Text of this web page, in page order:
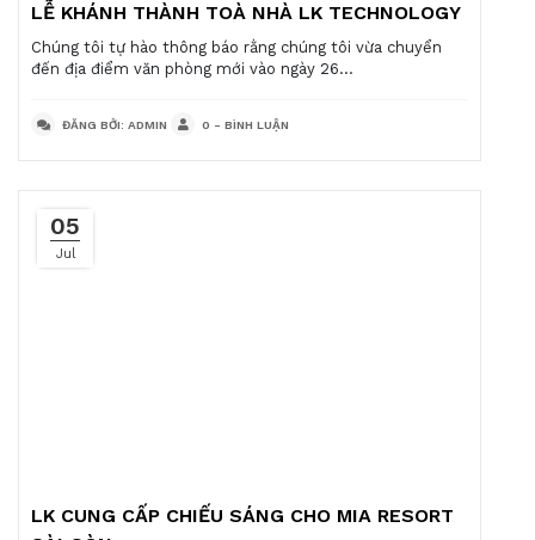
LỄ KHÁNH THÀNH TOÀ NHÀ LK TECHNOLOGY
Chúng tôi tự hào thông báo rằng chúng tôi vừa chuyển
đến địa điểm văn phòng mới vào ngày 26...
ĐĂNG BỞI: ADMIN 0 - BÌNH LUẬN
05
Jul
LK CUNG CẤP CHIẾU SÁNG CHO MIA RESORT